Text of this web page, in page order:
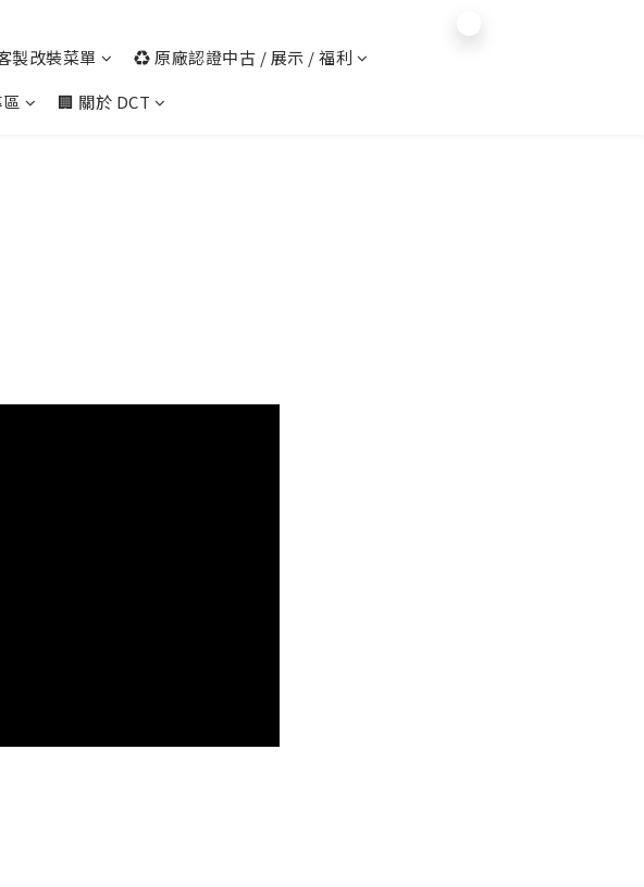
製改裝菜單
♻️ 原廠認證中古 / 展示 / 福利
🏢 關於 DCT